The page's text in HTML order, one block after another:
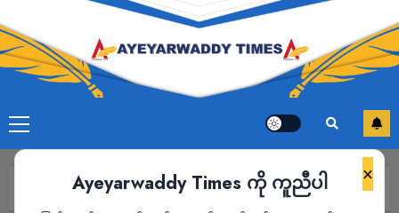
×
Ayeyarwaddy Times ကို ကူညီပါ
သတင်း Page 962